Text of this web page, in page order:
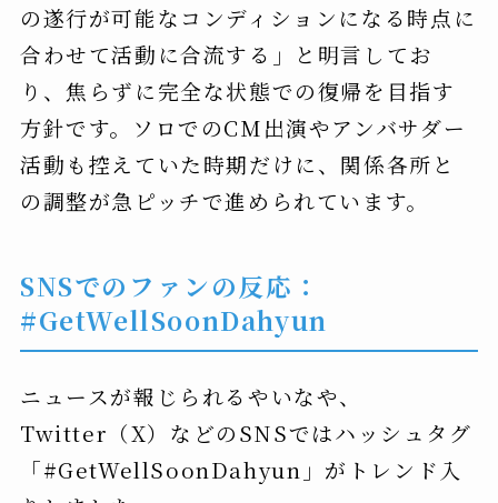
の遂行が可能なコンディションになる時点に
合わせて活動に合流する」と明言してお
り、焦らずに完全な状態での復帰を目指す
方針です。ソロでのCM出演やアンバサダー
活動も控えていた時期だけに、関係各所と
の調整が急ピッチで進められています。
SNSでのファンの反応：
#GetWellSoonDahyun
ニュースが報じられるやいなや、
Twitter（X）などのSNSではハッシュタグ
「#GetWellSoonDahyun」がトレンド入